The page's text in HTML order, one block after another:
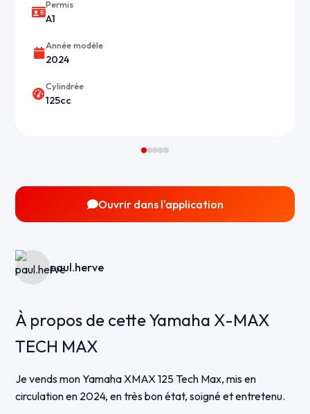
Permis
A1
Année modèle
2024
Cylindrée
125cc
Ouvrir dans l'application
paul.herve
À propos de cette Yamaha X-MAX
TECH MAX
Je vends mon Yamaha XMAX 125 Tech Max, mis en
circulation en 2024, en très bon état, soigné et entretenu.